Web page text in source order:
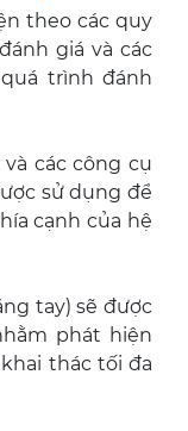
theo các quy
giá và các
trình đánh
các công cụ
sử dụng để
cạnh của hệ
tay) sẽ được
phát hiện
thác tối đa